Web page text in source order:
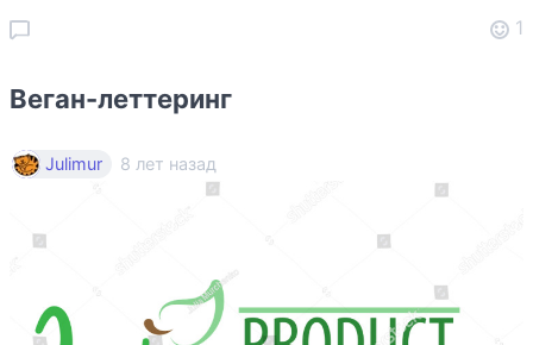
1
Веган-леттеринг
Julimur 8 лет назад